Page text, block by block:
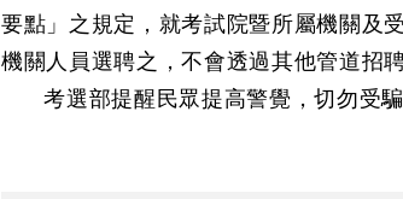
要點」之規定，就考試院暨所屬機關及
機關人員選聘之，不會透過其他管道招聘
考選部提醒民眾提高警覺，切勿受